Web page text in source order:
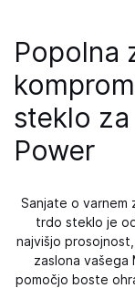
Popolna
steklo
Power
Sanjate o varnem
trdo steklo je
najvišjo
zaslona
pomočjo boste